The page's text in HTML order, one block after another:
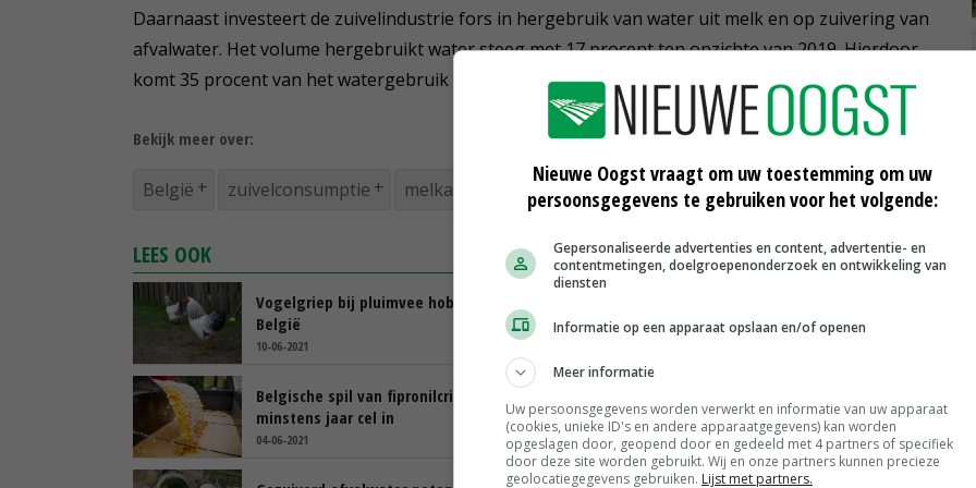
Daarnaast investeert de zuivelindustrie fors in hergebruik van water uit melk en op zuivering van
afvalwater. Het volume hergebruikt water steeg met 17 procent ten opzichte van 2019. Hierdoor
komt 35 procent van het watergebruik uit alternatieve bronnen.
Bekijk meer over:
België zuivelconsumptie melkaanvoer
LEES OOK
Vogelgriep bij pluimvee hobbyhouder
België
10-06-2021
sensoren in aardappelvelden
Belgische spil van fipronilcrisis
minstens jaar cel in
04-06-2021
Nederland volgt mogelijk snel
12-05-2021
Nieuwe Oogst vraagt om uw toestemming om uw
persoonsgegevens te gebruiken voor het volgende:
Gepersonaliseerde advertenties en content, advertentie- en
contentmetingen, doelgroepenonderzoek en ontwikkeling van
diensten
Informatie op een apparaat opslaan en/of openen
Meer informatie
Uw persoonsgegevens worden verwerkt en informatie van uw apparaat
(cookies, unieke ID's en andere apparaatgegevens) kan worden
opgeslagen door, geopend door en gedeeld met 4 partners of specifiek
door deze site worden gebruikt. Wij en onze partners kunnen precieze
geolocatiegegevens gebruiken. Lijst met partners.